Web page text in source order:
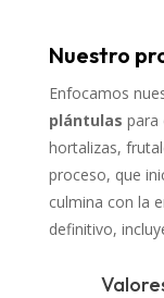
Nuestro
Enfocamos
plántulas para
hortalizas,
proceso, que
culmina con la
definitivo,